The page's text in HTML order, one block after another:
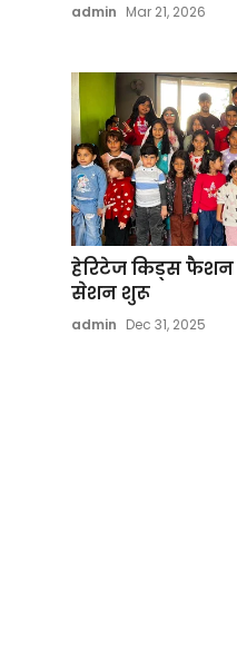
admin Mar 21, 2026
हेरिटेज किड्स फैशन
सेशन शुरू
admin Dec 31, 2025